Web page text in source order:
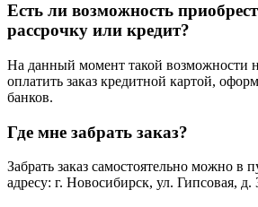
Есть ли возможность
рассрочку или кредит?
На данный момент такой возможности
оплатить заказ кредитной картой,
банков.
Где мне забрать заказ?
Забрать заказ самостоятельно можно в
адресу: г. Новосибирск, ул. Гипсовая,